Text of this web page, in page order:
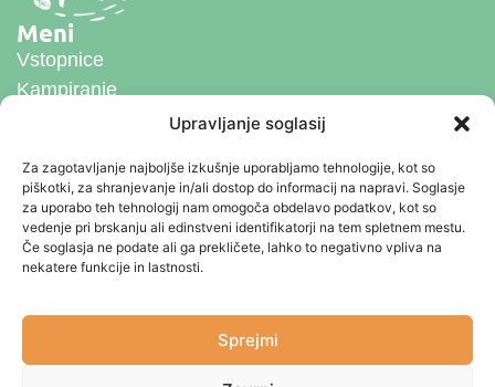
Upravljanje soglasij
Za zagotavljanje najboljše izkušnje uporabljamo tehnologije, kot so
piškotki, za shranjevanje in/ali dostop do informacij na napravi. Soglasje
za uporabo teh tehnologij nam omogoča obdelavo podatkov, kot so
vedenje pri brskanju ali edinstveni identifikatorji na tem spletnem mestu.
Če soglasja ne podate ali ga prekličete, lahko to negativno vpliva na
nekatere funkcije in lastnosti.
Sprejmi
Meni
Vstopnice
Kampiranje
Prizorišče
Ostale informacije
KKŠ SUMMER FEST 2026
Kope, 7. in 8. avgust 2026
Klub koroških študentov
2390 Ravne na Koroškem